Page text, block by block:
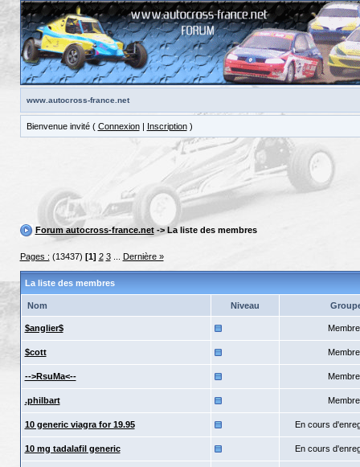
www.autocross-france.net
Bienvenue invité ( Connexion| Inscription)
Forum autocross-france.net-> La liste des membres
Pages : (13437) [1] 2 3... Dernière »
La liste des membres
Nom Niveau
$anglier$
$cott
-->RsuMa<--
.philbart
10 generic viagra for 19.95 En cours
10 mg tadalafil generic En cours